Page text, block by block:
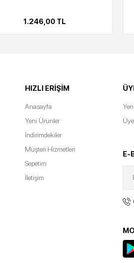
1.246,00 TL
HIZLI ERIŞIM
Anasayfa
Yeni Ürünler
İndirimdekiler
Müşteri Hizmetleri
Sepetim
İletişim
E-